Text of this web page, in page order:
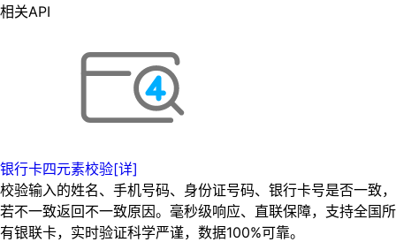
相关API
银行卡四元素校验[详]
校验输入的姓名、手机号码、身份证号码、银行卡号是否一致，
若不一致返回不一致原因。毫秒级响应、直联保障，支持全国所
有银联卡，实时验证科学严谨，数据100%可靠。